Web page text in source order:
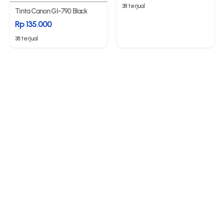
Tinta Canon GI-790 Black
Rp 135.000
38 terjual
38 terjual